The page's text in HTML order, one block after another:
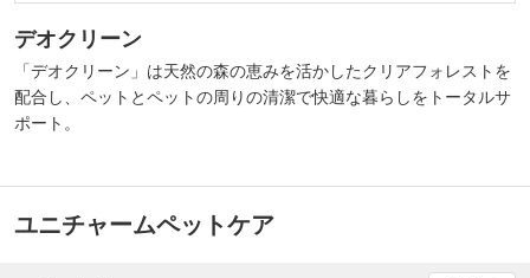
デオクリーン
「デオクリーン」は天然の森の恵みを活かしたクリアフォレストを
配合し、ペットとペットの周りの清潔で快適な暮らしをトータルサ
ポート。
ユニチャームペットケア